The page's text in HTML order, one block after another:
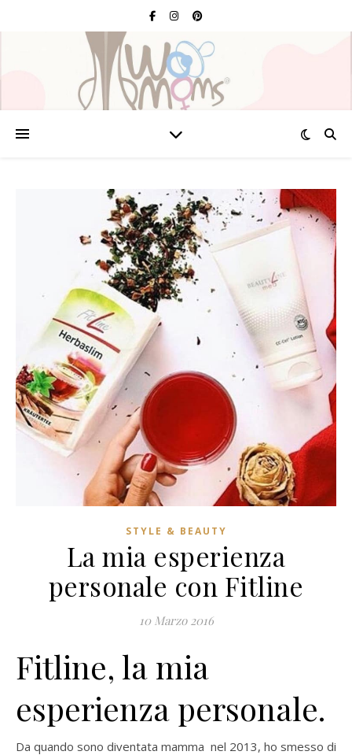
STYLE & BEAUTY
La mia esperienza
personale con Fitline
10 Marzo 2016
Fitline, la mia
esperienza personale.
Da quando sono diventata mamma nel 2013, ho smesso di